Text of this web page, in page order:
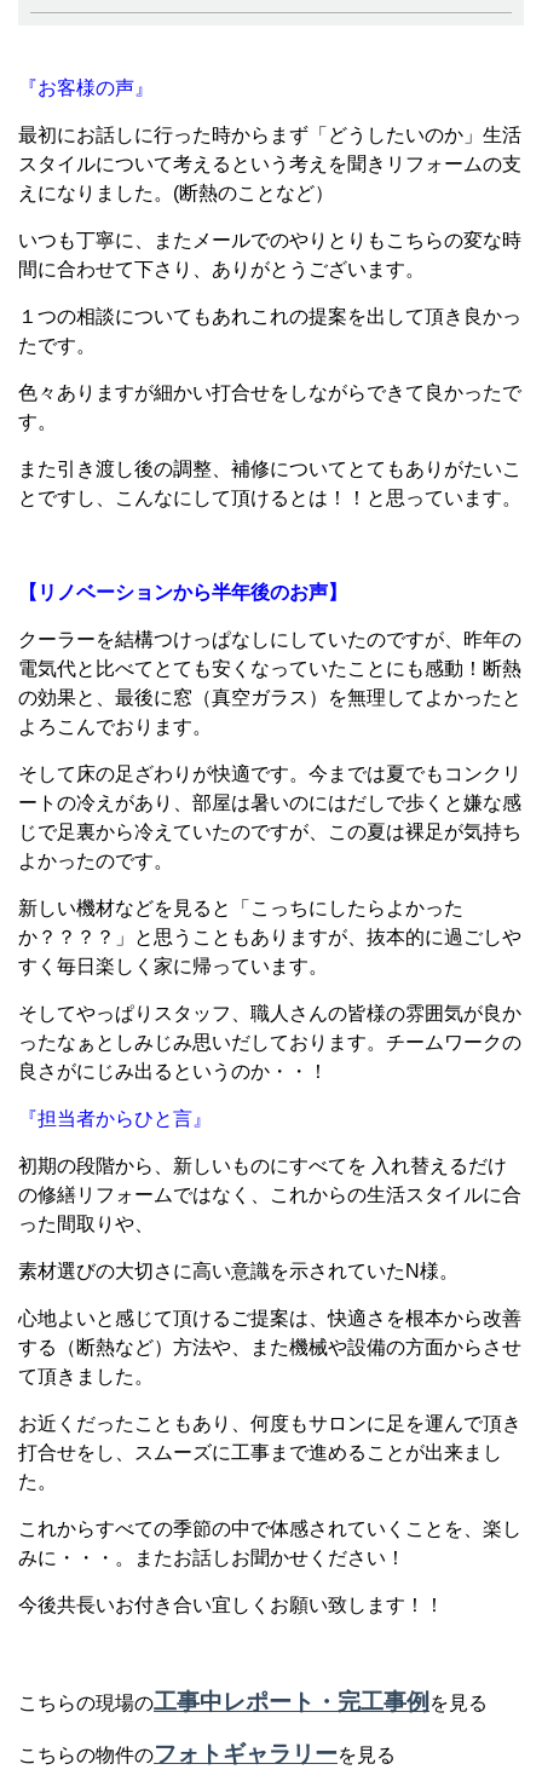
『お客様の声』
最初にお話しに行った時からまず「どうしたいのか」生活
スタイルについて考えるという考えを聞きリフォームの支
えになりました。(断熱のことなど）
いつも丁寧に、またメールでのやりとりもこちらの変な時
間に合わせて下さり、ありがとうございます。
１つの相談についてもあれこれの提案を出して頂き良かっ
たです。
色々ありますが細かい打合せをしながらできて良かったで
す。
また引き渡し後の調整、補修についてとてもありがたいこ
とですし、こんなにして頂けるとは！！と思っています。
【リノベーションから半年後のお声】
クーラーを結構つけっぱなしにしていたのですが、昨年の
電気代と比べてとても安くなっていたことにも感動！断熱
の効果と、最後に窓（真空ガラス）を無理してよかったと
よろこんでおります。
そして床の足ざわりが快適です。今までは夏でもコンクリ
ートの冷えがあり、部屋は暑いのにはだしで歩くと嫌な感
じで足裏から冷えていたのですが、この夏は裸足が気持ち
よかったのです。
新しい機材などを見ると「こっちにしたらよかった
か？？？？」と思うこともありますが、抜本的に過ごしや
すく毎日楽しく家に帰っています。
そしてやっぱりスタッフ、職人さんの皆様の雰囲気が良か
ったなぁとしみじみ思いだしております。チームワークの
良さがにじみ出るというのか・・！
『担当者からひと言』
初期の段階から、新しいものにすべてを 入れ替えるだけ
の修繕リフォームではなく、これからの生活スタイルに合
った間取りや、
素材選びの大切さに高い意識を示されていたN様。
心地よいと感じて頂けるご提案は、快適さを根本から改善
する（断熱など）方法や、また機械や設備の方面からさせ
て頂きました。
お近くだったこともあり、何度もサロンに足を運んで頂き
打合せをし、スムーズに工事まで進めることが出来まし
た。
これからすべての季節の中で体感されていくことを、楽し
みに・・・。またお話しお聞かせください！
今後共長いお付き合い宜しくお願い致します！！
こちらの現場の工事中レポート・完工事例 を見る
こちらの物件のフォトギャラリーを見る